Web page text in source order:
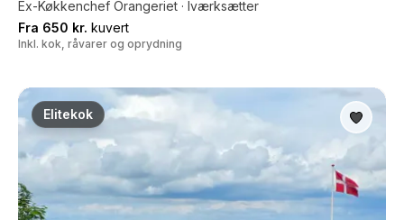
Ex-Køkkenchef Orangeriet · Iværksætter
Fra 650 kr. kuvert
Inkl. kok, råvarer og oprydning
Elitekok